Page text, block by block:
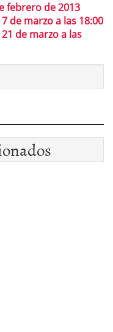
febrero de 2013
7 de marzo a las 18:00
21 de marzo a las